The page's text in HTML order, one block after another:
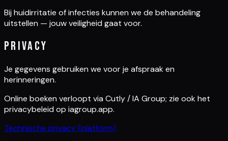
Bij huidirritatie of infecties kunnen we de behandeling
uitstellen — jouw veiligheid gaat voor.
Privacy
Je gegevens gebruiken we voor je afspraak en
herinneringen.
Online boeken verloopt via Cutly / IA Group; zie ook het
privacybeleid op iagroup.app.
Technische privacy (platform)